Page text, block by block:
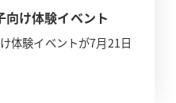
向け体験イベント
体験イベントが7月21日